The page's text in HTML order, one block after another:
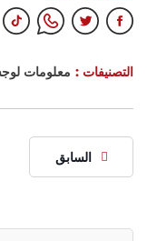
التصنيفات : معلومات
السابق